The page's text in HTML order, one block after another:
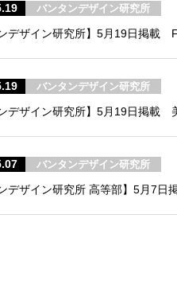
バンタンデザイン研究所
ンデザイン研究所】5月19日掲載
バンタンデザイン研究所
ンデザイン研究所】5月19日掲載
バンタンデザイン研究所
ンデザイン研究所 高等部】5月7